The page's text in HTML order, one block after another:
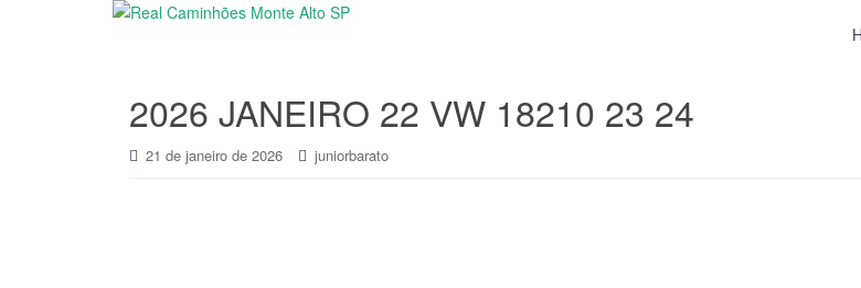
2026 JANEIRO 22 VW 18210 23 24
21 de janeiro de 2026 juniorbarato